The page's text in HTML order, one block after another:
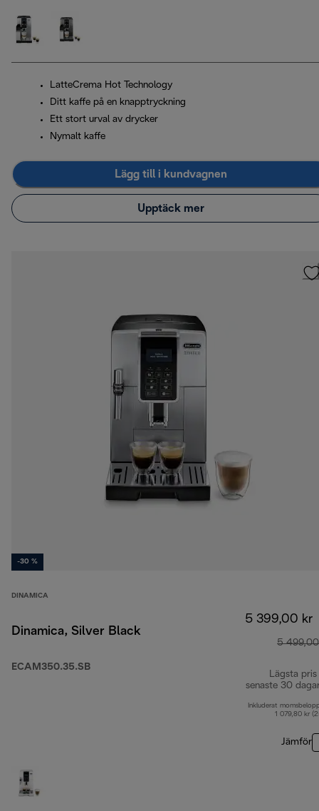
LatteCrema Hot Technology
Ditt kaffe på en knapptryckning
Ett stort urval av drycker
Nymalt kaffe
Lägg till i kundvagnen
Upptäck mer
-30 %
DINAMICA
Dinamica, Silver Black
ECAM350.35.SB
5 399,00 kr
5
Lägsta pris
senaste 30
Inkluderat
1 079,80 kr
Jämför